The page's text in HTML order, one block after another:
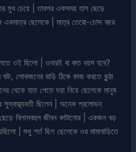
মুখ চেয়ে | তারপর একসময় হাল ছেড়ে
একমাত্র ছেলেকে | মাত্র তেরো-চোদ্দ বছর
ওই ছিলো | ওনারই বা কত বয়স হবে?
লোকজনের বাড়ি ঠিকে কাজ করতে কুন্ঠা
থেকে হাত পেতে দয়া নিয়ে ছেলেকে মানুষ
সুস্বাস্থ্যবতী ছিলেন | অনেক প্রলোভন
ছেড়ে বিলাসবহুল জীবন কাটানোর | একজন বড়
| শুধু শর্ত ছিল ছেলেকে ওর মামাবাড়িতে